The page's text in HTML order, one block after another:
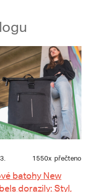
1550x přečteno
batohy New
dorazily: Styl,